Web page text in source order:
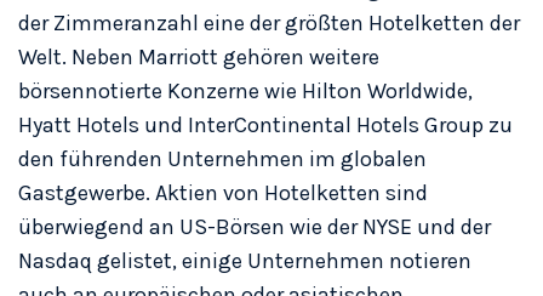
der Zimmeranzahl eine der größten Hotelketten der
Welt. Neben Marriott gehören weitere
börsennotierte Konzerne wie Hilton Worldwide,
Hyatt Hotels und InterContinental Hotels Group zu
den führenden Unternehmen im globalen
Gastgewerbe. Aktien von Hotelketten sind
überwiegend an US-Börsen wie der NYSE und der
Nasdaq gelistet, einige Unternehmen notieren